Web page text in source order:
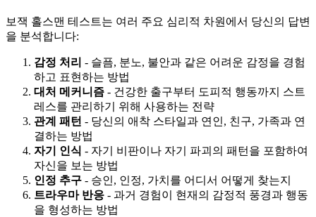
보잭 홀스맨 테스트는 여러 주요 심리적 차원에서 당신의 답변
을 분석합니다:
감정 처리 - 슬픔, 분노, 불안과 같은 어려운 감정을 경험
하고 표현하는 방법
대처 메커니즘 - 건강한 출구부터 도피적 행동까지 스트
레스를 관리하기 위해 사용하는 전략
관계 패턴 - 당신의 애착 스타일과 연인, 친구, 가족과 연
결하는 방법
자기 인식 - 자기 비판이나 자기 파괴의 패턴을 포함하여
자신을 보는 방법
인정 추구 - 승인, 인정, 가치를 어디서 어떻게 찾는지
트라우마 반응 - 과거 경험이 현재의 감정적 풍경과 행동
을 형성하는 방법